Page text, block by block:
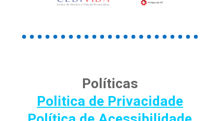
Políticas
Politica de Privacidade